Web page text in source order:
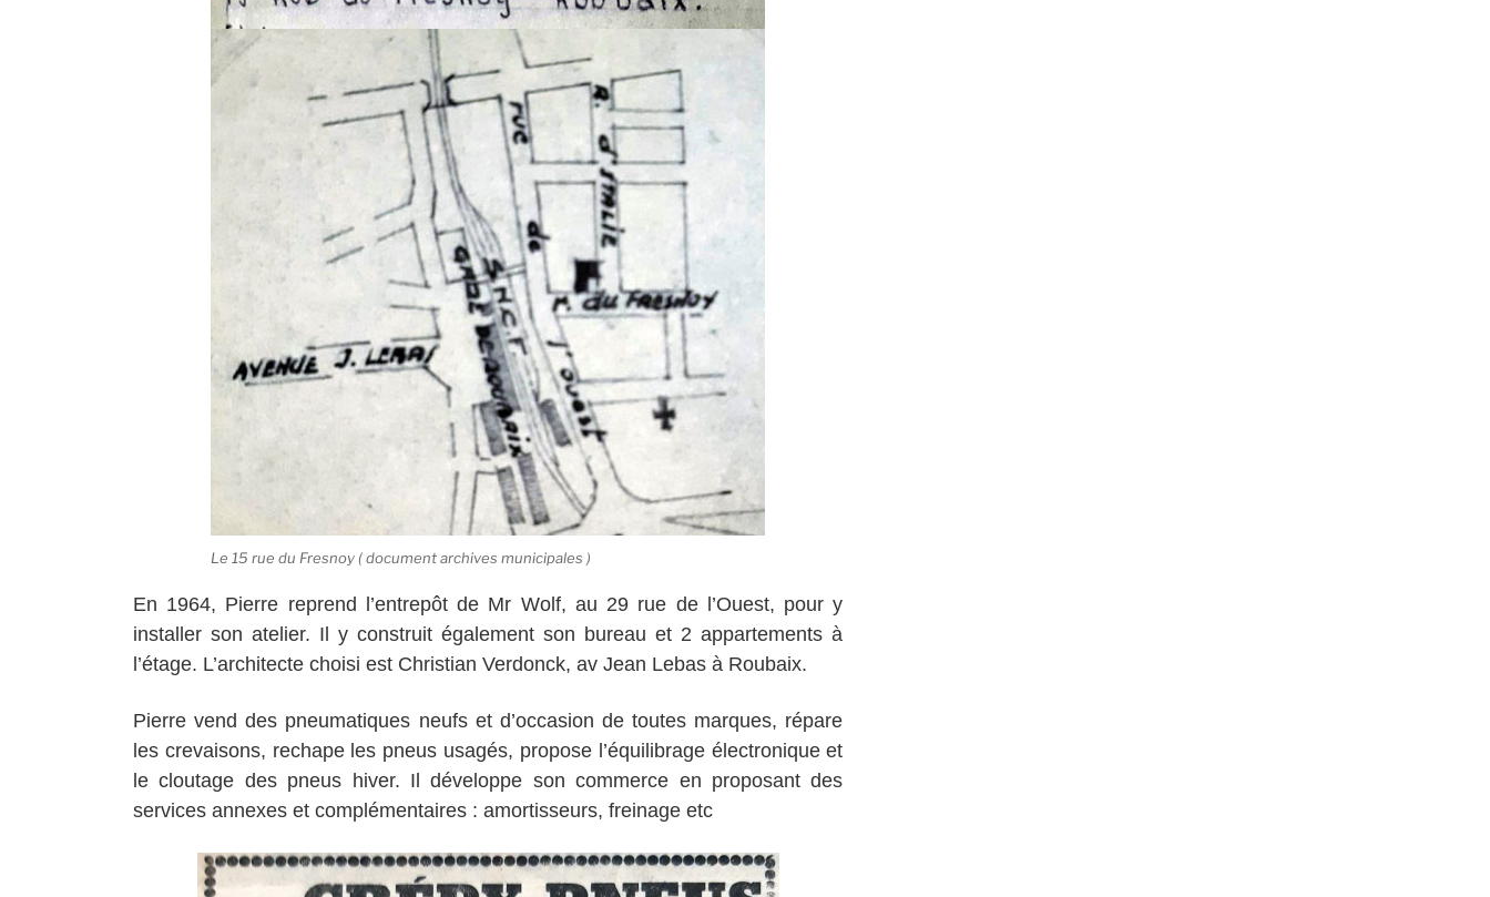
Le 15 rue du Fresnoy ( document archives municipales )
En 1964, Pierre reprend l’entrepôt de Mr Wolf, au 29 rue de l’Ouest, pour y
installer son atelier. Il y construit également son bureau et 2 appartements à
l’étage. L’architecte choisi est Christian Verdonck, av Jean Lebas à Roubaix.
Pierre vend des pneumatiques neufs et d’occasion de toutes marques, répare
les crevaisons, rechape les pneus usagés, propose l’équilibrage électronique et
le cloutage des pneus hiver. Il développe son commerce en proposant des
services annexes et complémentaires : amortisseurs, freinage etc